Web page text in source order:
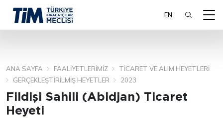
EN
ARA
ANA SAYFA FAALIYETLERIMIZ
TICARET VE ALIM HEYETLERI
GERÇEKLEŞTIRILMIŞ HEYETLER
2023
Fildişi Sahili (Abidjan) Ticaret
Heyeti